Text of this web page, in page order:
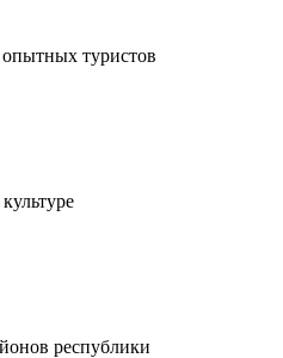
туристов
республики